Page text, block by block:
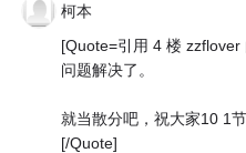
柯本
[Quote=引用 4 楼 zzflover
问题解决了。
就当散分吧，祝大家10 1节
[/Quote]